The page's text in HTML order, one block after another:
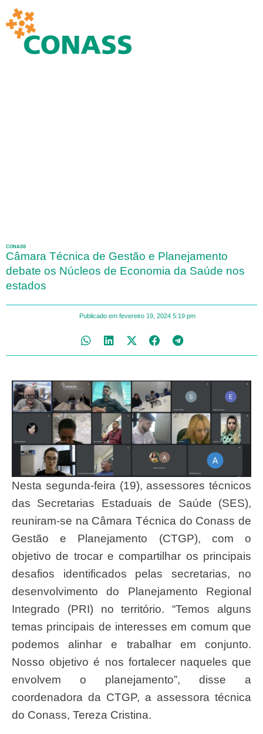
CONASS
Câmara Técnica de Gestão e Planejamento
debate os Núcleos de Economia da Saúde nos
estados
Publicado em fevereiro 19, 2024 5:19 pm
Nesta segunda-feira (19), assessores técnicos
das Secretarias Estaduais de Saúde (SES),
reuniram-se na Câmara Técnica do Conass de
Gestão e Planejamento (CTGP), com o
objetivo de trocar e compartilhar os principais
desafios identificados pelas secretarias, no
desenvolvimento do Planejamento Regional
Integrado (PRI) no território. “Temos alguns
temas principais de interesses em comum que
podemos alinhar e trabalhar em conjunto.
Nosso objetivo é nos fortalecer naqueles que
envolvem o planejamento”, disse a
coordenadora da CTGP, a assessora técnica
do Conass, Tereza Cristina.